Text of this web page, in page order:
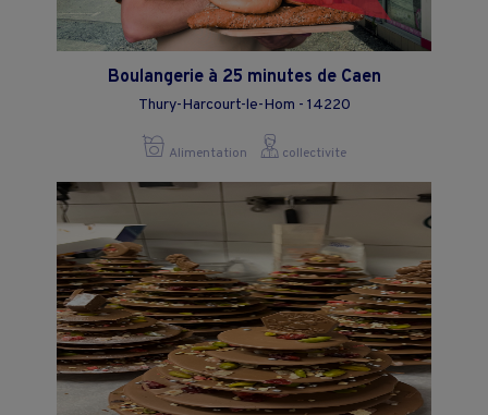
Boulangerie à 25 minutes de Caen
Thury-Harcourt-le-Hom - 14220
Alimentation collectivite